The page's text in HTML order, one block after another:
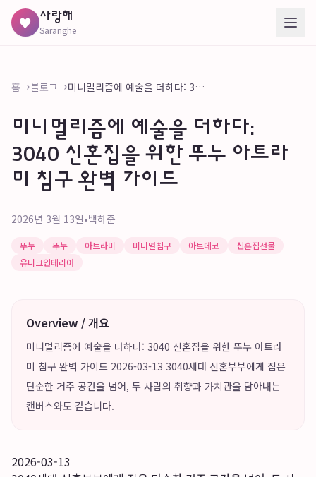
♥ 사랑해
Saranghe
홈→블로그→ 미니멀리즘에 예술을 더하다: 3040 신혼집을 위한 뚜누 아트라미 침구 완벽 가이드
미니멀리즘에 예술을 더하다:
3040 신혼집을 위한 뚜누 아트라
미 침구 완벽 가이드
2026년 3월 13일•백하준
뚜누 뚜누 아트라미 미니멀침구 아트데코
신혼집선물
유니크인테리어
Overview / 개요
미니멀리즘에 예술을 더하다: 3040 신혼집을 위한 뚜누 아트라
미 침구 완벽 가이드 2026-03-13 3040세대 신혼부부에게 집은
단순한 거주 공간을 넘어, 두 사람의 취향과 가치관을 담아내는
캔버스와도 같습니다.
2026-03-13